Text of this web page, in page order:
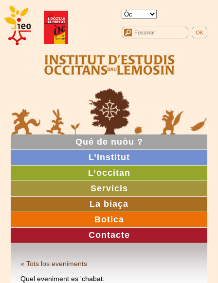
Qué de nuòu ?
L’Institut
L’occitan
Servicis
La biaça
Botica
Contacte
« Tots los eveniments
Quel eveniment es 'chabat.